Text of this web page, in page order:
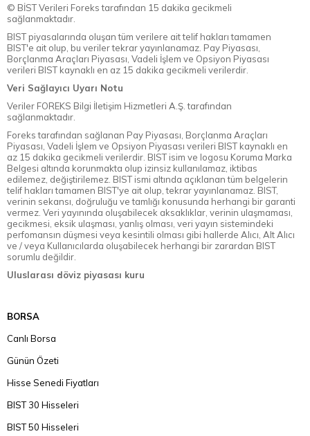
© BİST Verileri Foreks tarafından 15 dakika gecikmeli
sağlanmaktadır.
BIST piyasalarında oluşan tüm verilere ait telif hakları tamamen
BIST'e ait olup, bu veriler tekrar yayınlanamaz. Pay Piyasası,
Borçlanma Araçları Piyasası, Vadeli İşlem ve Opsiyon Piyasası
verileri BIST kaynaklı en az 15 dakika gecikmeli verilerdir.
Veri Sağlayıcı Uyarı Notu
Veriler FOREKS Bilgi İletişim Hizmetleri A.Ş. tarafından
sağlanmaktadır.
Foreks tarafından sağlanan Pay Piyasası, Borçlanma Araçları
Piyasası, Vadeli İşlem ve Opsiyon Piyasası verileri BIST kaynaklı en
az 15 dakika gecikmeli verilerdir. BIST isim ve logosu Koruma Marka
Belgesi altında korunmakta olup izinsiz kullanılamaz, iktibas
edilemez, değiştirilemez. BIST ismi altında açıklanan tüm belgelerin
telif hakları tamamen BIST'ye ait olup, tekrar yayınlanamaz. BIST,
verinin sekansı, doğruluğu ve tamlığı konusunda herhangi bir garanti
vermez. Veri yayınında oluşabilecek aksaklıklar, verinin ulaşmaması,
gecikmesi, eksik ulaşması, yanlış olması, veri yayın sistemindeki
perfomansın düşmesi veya kesintili olması gibi hallerde Alıcı, Alt Alıcı
ve / veya Kullanıcılarda oluşabilecek herhangi bir zarardan BIST
sorumlu değildir.
Uluslarası döviz piyasası kuru
BORSA
Canlı Borsa
Günün Özeti
Hisse Senedi Fiyatları
BIST 30 Hisseleri
BIST 50 Hisseleri